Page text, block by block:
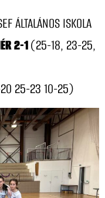
ÁLTALÁNOS ISKOLA
2-1(25-18, 23-25,
25-23 10-25)